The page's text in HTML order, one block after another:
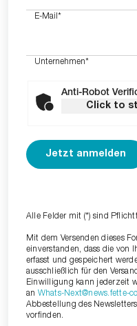
E-Mail*
Unternehmen*
Anti-Robot
Click to
Alle Felder mit (*) sind
Mit dem Versenden dieses
einverstanden, dass die von
erfasst und gespeichert
ausschließlich für den
Einwilligung kann jederzeit
an Whats-Next@news.fette-
Abbestellung des
vorfinden.